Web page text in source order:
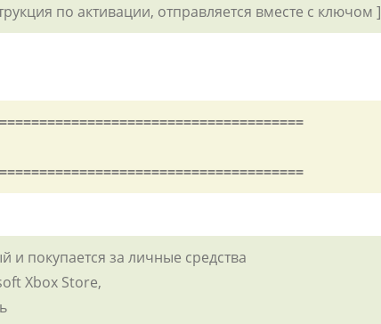
по активации, отправляется вместе с ключом ]
и покупается за личные средства
Xbox Store,